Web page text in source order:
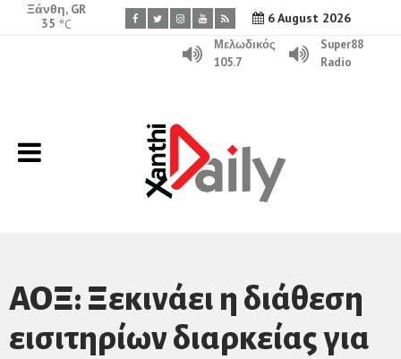
6 August 2026
Ξάνθη, GR
35 °C
Μελωδικός
105.7
Super88
Radio
ΑΟΞ: Ξεκινάει η διάθεση
εισιτηρίων διαρκείας για